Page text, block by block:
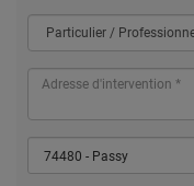
74480 - Passy